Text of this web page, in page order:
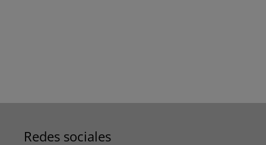
Redes sociales